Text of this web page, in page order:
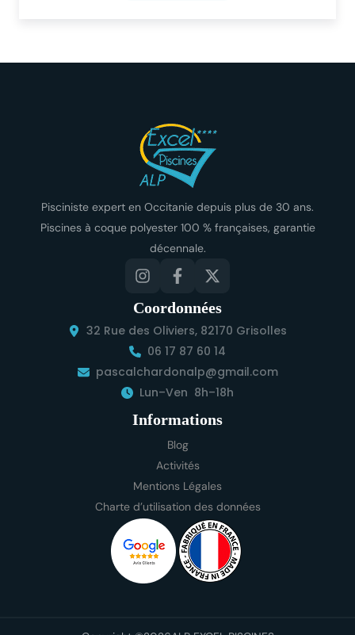
Pisciniste expert en Occitanie depuis plus de 30 ans.
Piscines à coque polyester 100 % françaises, garantie
décennale.
Coordonnées
32 Rue des Oliviers, 82170 Grisolles
06 17 87 60 14
pascalchardonalp@gmail.com
Lun–Ven 8h–18h
Informations
Blog
Activités
Mentions Légales
Charte d’utilisation des données